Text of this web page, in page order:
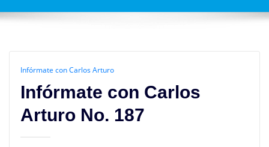
Infórmate con Carlos Arturo
Infórmate con Carlos
Arturo No. 187